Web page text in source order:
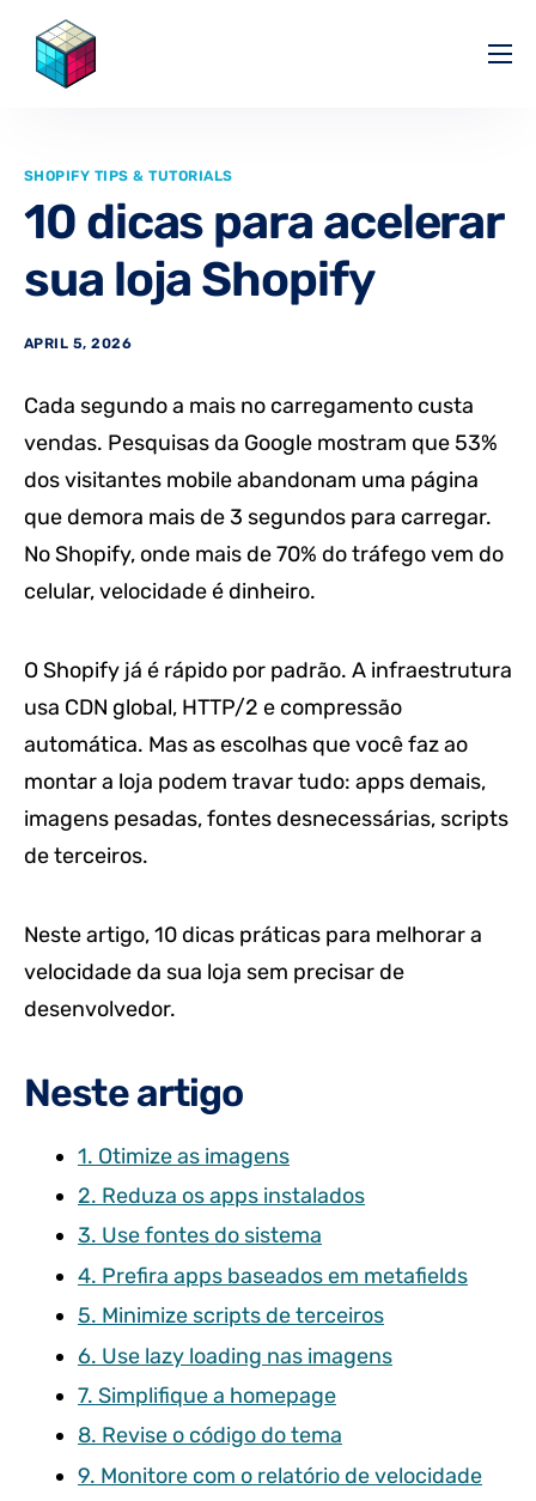
Pricing
Affiliate
Blog
SHOPIFY TIPS & TUTORIALS
10 dicas para acelerar
sua loja Shopify
APRIL 5, 2026
Cada segundo a mais no carregamento custa
vendas. Pesquisas da Google mostram que 53%
dos visitantes mobile abandonam uma página
que demora mais de 3 segundos para carregar.
No Shopify, onde mais de 70% do tráfego vem do
celular, velocidade é dinheiro.
O Shopify já é rápido por padrão. A infraestrutura
usa CDN global, HTTP/2 e compressão
automática. Mas as escolhas que você faz ao
montar a loja podem travar tudo: apps demais,
imagens pesadas, fontes desnecessárias, scripts
de terceiros.
Neste artigo, 10 dicas práticas para melhorar a
velocidade da sua loja sem precisar de
desenvolvedor.
Neste artigo
1. Otimize as imagens
2. Reduza os apps instalados
3. Use fontes do sistema
4. Prefira apps baseados em metafields
5. Minimize scripts de terceiros
6. Use lazy loading nas imagens
7. Simplifique a homepage
8. Revise o código do tema
9. Monitore com o relatório de velocidade